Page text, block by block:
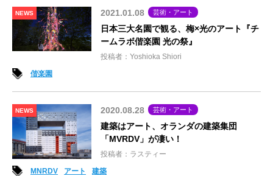
NEWS 2021.01.08 芸術・アート
日本三大名園で観る、梅×光のアート『チ
ームラボ偕楽園 光の祭』
投稿者：Yoshioka Shiori
偕楽園
NEWS 2020.08.28 芸術・アート
建築はアート、オランダの建築集団
「MVRDV」が凄い！
投稿者：ラスティー
MNRDV
アート 建築